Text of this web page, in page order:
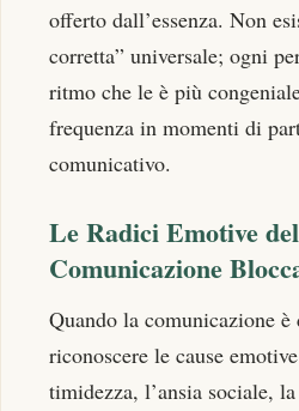
offerto dall’essenza. Non
corretta” universale; ogni
ritmo che le è più
frequenza in momenti di
comunicativo.
Le Radici Emotive
Comunicazione
Quando la comunicazione
riconoscere le cause
timidezza, l’ansia sociale,